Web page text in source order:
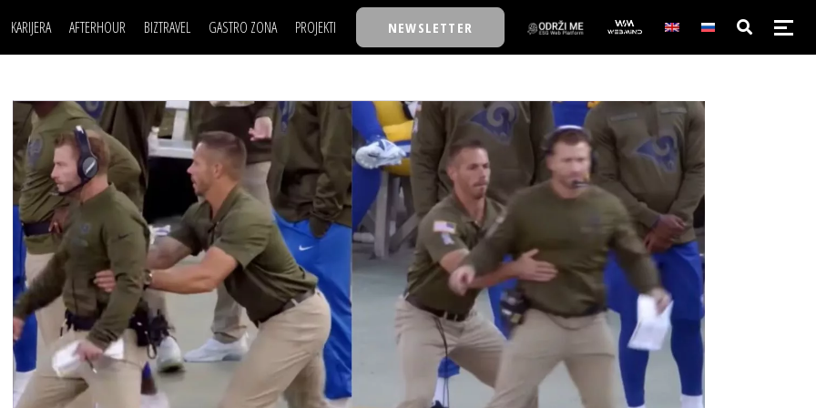
KARIJERA
LJUDI (HR)
MOJ UGAO
USAVRŠAVANJE
KNOW-HOW
AFTERHOUR
KNJIGE
AUTO SVET
STIL
WELLBEING
BIZTRAVEL GASTRO ZONA PROJEKTI
TASTY TALKS
30 ISPOD 30
BACK TO OFFICE/SCHOOL
BIZBENDOVI
BIZKOLEGIJUM
BMW BIZNIS LIGA
BIZLIFE WEEK
IZJAVA GODINE
NEWSLETTER
POSAO
MOJ UGAO
USAVRŠAVANJE
KNOW-HOW
FILM I SCENA
AUTO SVET
STIL
WELLBEING
NAJKOLEGA
30 ISPOD 30
BACK TO OFFICE/SCHOOL
BIZBENDOVI
BIZKOLEGIJUM
BMW BIZNIS LIGA
BIZLIFE WEEK
IZJAVA GODINE